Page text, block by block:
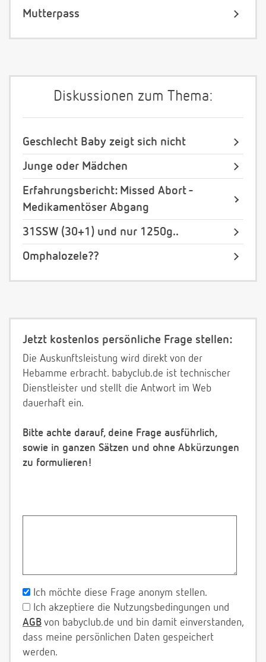
Mutterpass
Diskussionen zum Thema:
Geschlecht Baby zeigt sich nicht
Junge oder Mädchen
Erfahrungsbericht: Missed Abort -
Medikamentöser Abgang
31SSW (30+1) und nur 1250g..
Omphalozele??
Jetzt kostenlos persönliche Frage stellen:
Die Auskunftsleistung wird direkt von der
Hebamme erbracht. babyclub.de ist technischer
Dienstleister und stellt die Antwort im Web
dauerhaft ein.
Bitte achte darauf, deine Frage ausführlich,
sowie in ganzen Sätzen und ohne Abkürzungen
zu formulieren!
Ich möchte diese Frage anonym stellen.
Ich akzeptiere die Nutzungsbedingungen und
AGB von babyclub.de und bin damit einverstanden,
dass meine persönlichen Daten gespeichert
werden.